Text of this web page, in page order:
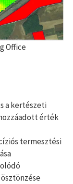
Office
a kertészeti
érték
termesztési